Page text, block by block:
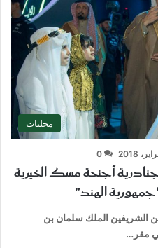
محليات
0
أجنحة مسك الخيرية
الهند”
الشريفين الملك سلمان بن
مقر…